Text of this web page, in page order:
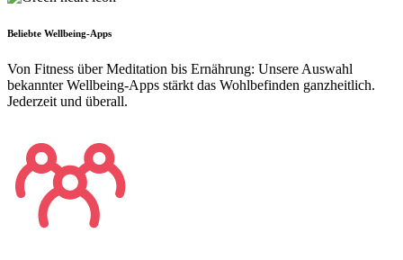
Beliebte Wellbeing-Apps
Von Fitness über Meditation bis Ernährung: Unsere Auswahl
bekannter Wellbeing-Apps stärkt das Wohlbefinden ganzheitlich.
Jederzeit und überall.